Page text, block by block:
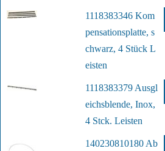
1118383346 Kom
pensationsplatte, s
chwarz, 4 Stück L
eisten
1118383379 Ausgl
eichsblende, Inox,
4 Stck. Leisten
140230810180 Ab